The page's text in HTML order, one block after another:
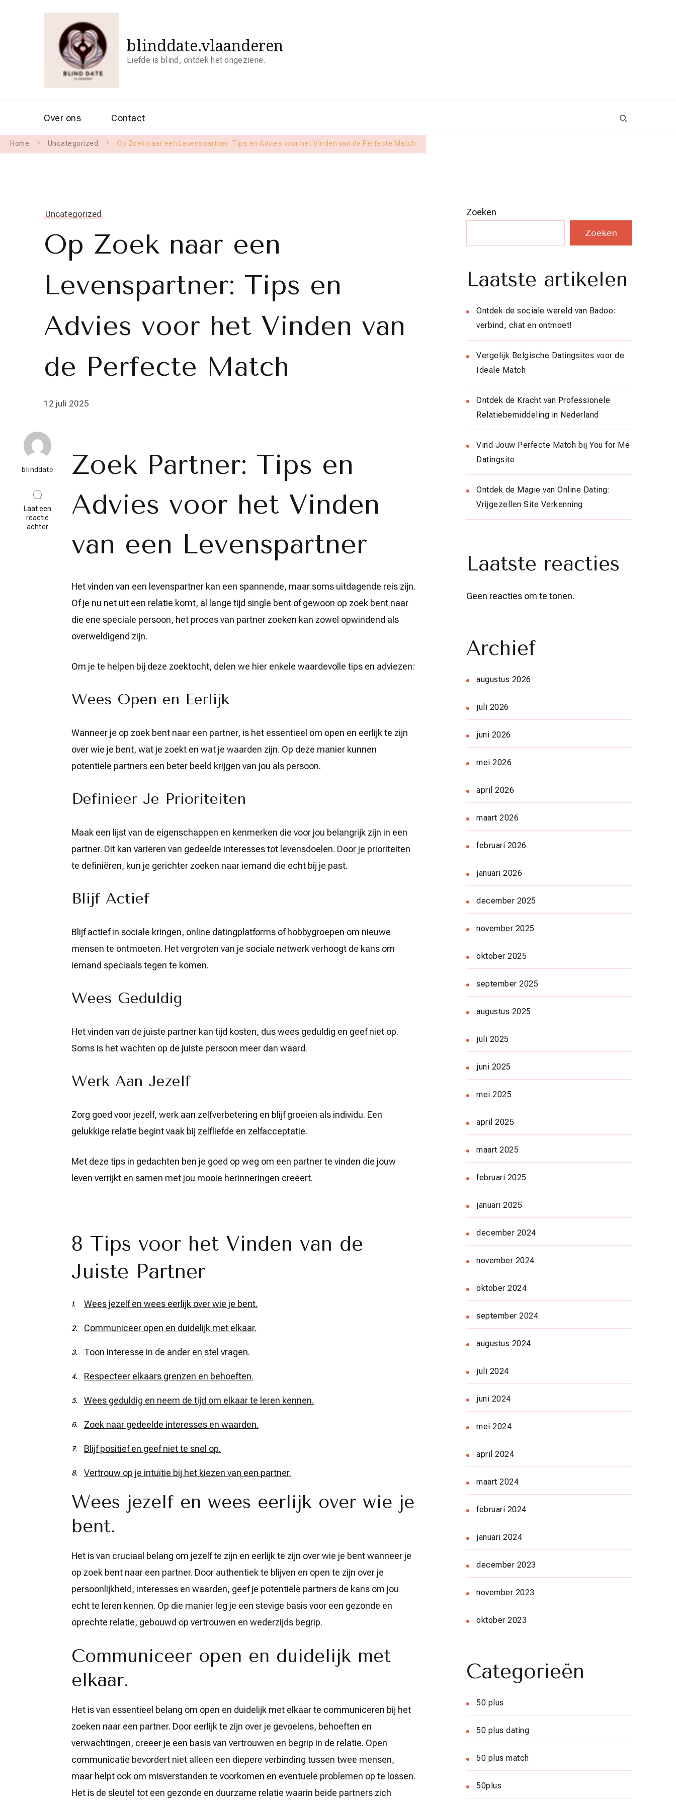
blinddate.vlaanderen
Liefde is blind, ontdek het ongeziene.
Over ons Contact
Home Uncategorized Op Zoek naar een Levenspartner: Tips en Advies voor het Vinden van de Perfecte Match
Uncategorized
Op Zoek naar een
Levenspartner: Tips en
Advies voor het Vinden van
de Perfecte Match
12 juli 2025
blinddate
Laat een
reactie
achterop
Zoek Partner: Tips en
Advies voor het Vinden
van een Levenspartner
Het vinden van een levenspartner kan een spannende, maar soms uitdagende reis zijn.
Of je nu net uit een relatie komt, al lange tijd single bent of gewoon op zoek bent naar
die ene speciale persoon, het proces van partner zoeken kan zowel opwindend als
overweldigend zijn.
Om je te helpen bij deze zoektocht, delen we hier enkele waardevolle tips en adviezen:
Wees Open en Eerlijk
Wanneer je op zoek bent naar een partner, is het essentieel om open en eerlijk te zijn
over wie je bent, wat je zoekt en wat je waarden zijn. Op deze manier kunnen
potentiële partners een beter beeld krijgen van jou als persoon.
Definieer Je Prioriteiten
Maak een lijst van de eigenschappen en kenmerken die voor jou belangrijk zijn in een
partner. Dit kan variëren van gedeelde interesses tot levensdoelen. Door je prioriteiten
te definiëren, kun je gerichter zoeken naar iemand die echt bij je past.
Blijf Actief
Blijf actief in sociale kringen, online datingplatforms of hobbygroepen om nieuwe
mensen te ontmoeten. Het vergroten van je sociale netwerk verhoogt de kans om
iemand speciaals tegen te komen.
Wees Geduldig
Het vinden van de juiste partner kan tijd kosten, dus wees geduldig en geef niet op.
Soms is het wachten op de juiste persoon meer dan waard.
Werk Aan Jezelf
Zorg goed voor jezelf, werk aan zelfverbetering en blijf groeien als individu. Een
gelukkige relatie begint vaak bij zelfliefde en zelfacceptatie.
Met deze tips in gedachten ben je goed op weg om een partner te vinden die jouw
leven verrijkt en samen met jou mooie herinneringen creëert.
8 Tips voor het Vinden van de
Juiste Partner
Wees jezelf en wees eerlijk over wie je bent.
Communiceer open en duidelijk met elkaar.
Toon interesse in de ander en stel vragen.
Respecteer elkaars grenzen en behoeften.
Wees geduldig en neem de tijd om elkaar te leren kennen.
Zoek naar gedeelde interesses en waarden.
Blijf positief en geef niet te snel op.
Vertrouw op je intuïtie bij het kiezen van een partner.
Wees jezelf en wees eerlijk over wie je
bent.
Het is van cruciaal belang om jezelf te zijn en eerlijk te zijn over wie je bent wanneer je
op zoek bent naar een partner. Door authentiek te blijven en open te zijn over je
persoonlijkheid, interesses en waarden, geef je potentiële partners de kans om jou
echt te leren kennen. Op die manier leg je een stevige basis voor een gezonde en
oprechte relatie, gebouwd op vertrouwen en wederzijds begrip.
Communiceer open en duidelijk met
elkaar.
Het is van essentieel belang om open en duidelijk met elkaar te communiceren bij het
zoeken naar een partner. Door eerlijk te zijn over je gevoelens, behoeften en
verwachtingen, creëer je een basis van vertrouwen en begrip in de relatie. Open
communicatie bevordert niet alleen een diepere verbinding tussen twee mensen,
maar helpt ook om misverstanden te voorkomen en eventuele problemen op te lossen.
Het is de sleutel tot een gezonde en duurzame relatie waarin beide partners zich
Zoeken
Zoeken
Laatste artikelen
Ontdek de sociale wereld van Badoo:
verbind, chat en ontmoet!
Vergelijk Belgische Datingsites voor de
Ideale Match
Ontdek de Kracht van Professionele
Relatiebemiddeling in Nederland
Vind Jouw Perfecte Match bij You for Me
Datingsite
Ontdek de Magie van Online Dating:
Vrijgezellen Site Verkenning
Laatste reacties
Geen reacties om te tonen.
Archief
augustus 2026
juli 2026
juni 2026
mei 2026
april 2026
maart 2026
februari 2026
januari 2026
december 2025
november 2025
oktober 2025
september 2025
augustus 2025
juli 2025
juni 2025
mei 2025
april 2025
maart 2025
februari 2025
januari 2025
december 2024
november 2024
oktober 2024
september 2024
augustus 2024
juli 2024
juni 2024
mei 2024
april 2024
maart 2024
februari 2024
januari 2024
december 2023
november 2023
oktober 2023
Categorieën
50 plus
50 plus dating
50 plus match
50plus